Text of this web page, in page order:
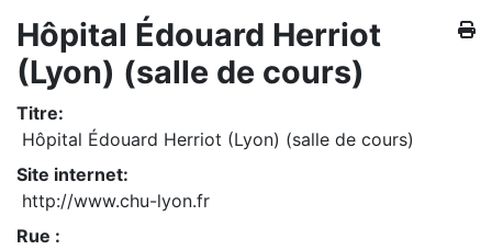
Hôpital Édouard Herriot
(Lyon) (salle de cours)
Titre:
Hôpital Édouard Herriot (Lyon) (salle de cours)
Site internet:
http://www.chu-lyon.fr
Rue :